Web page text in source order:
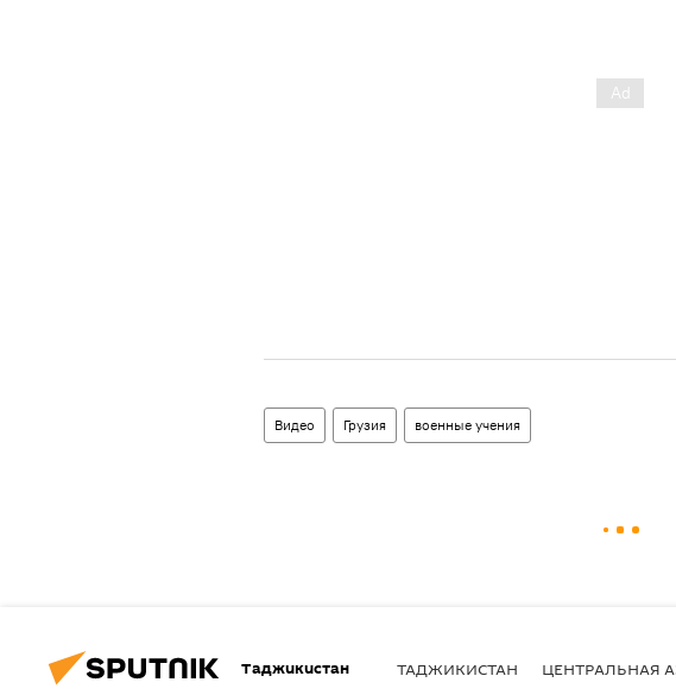
Видео Грузия военные учения
Таджикистан ТАДЖИКИСТАН ЦЕНТРАЛЬНАЯ